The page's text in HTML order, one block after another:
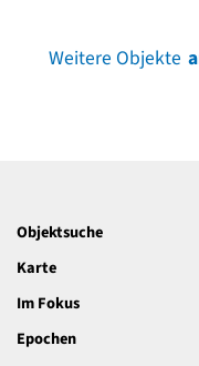
Weitere Objekte
Objektsuche
Karte
Im Fokus
Epochen